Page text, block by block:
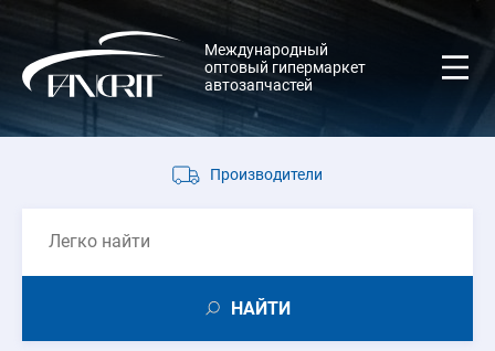
Международный
оптовый гипермаркет
автозапчастей
Производители
НАЙТИ